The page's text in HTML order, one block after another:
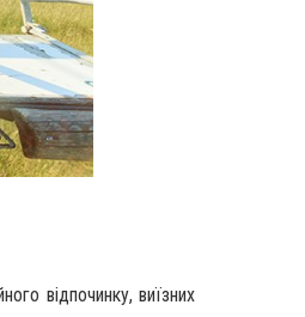
відпочинку, виїзних